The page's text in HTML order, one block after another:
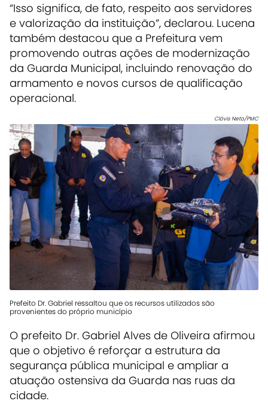
“Isso significa, de fato, respeito aos servidores
e valorização da instituição”, declarou. Lucena
também destacou que a Prefeitura vem
promovendo outras ações de modernização
da Guarda Municipal, incluindo renovação do
armamento e novos cursos de qualificação
operacional.
Clóvis Neto/PMC
Prefeito Dr. Gabriel ressaltou que os recursos utilizados são
provenientes do próprio município
O prefeito Dr. Gabriel Alves de Oliveira afirmou
que o objetivo é reforçar a estrutura da
segurança pública municipal e ampliar a
atuação ostensiva da Guarda nas ruas da
cidade.